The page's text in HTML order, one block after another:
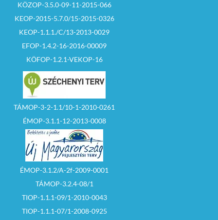
KÖZOP-3.5.0-09-11-2015-066
KEOP-2015-5.7.0/15-2015-0326
KEOP-1.1.1./C/13-2013-0029
EFOP-1.4.2-16-2016-00009
KÖFOP-1.2.1-VEKOP-16
TÁMOP-3-2-1.1/10-1-2010-0261
ÉMOP-3.1.1-12-2013-0008
ÉMOP-3.1.2/A-2f-2009-0001
TÁMOP-3.2.4-08/1
TIOP-1.1.1-09/1-2010-0043
TIOP-1.1.1-07/1-2008-0925